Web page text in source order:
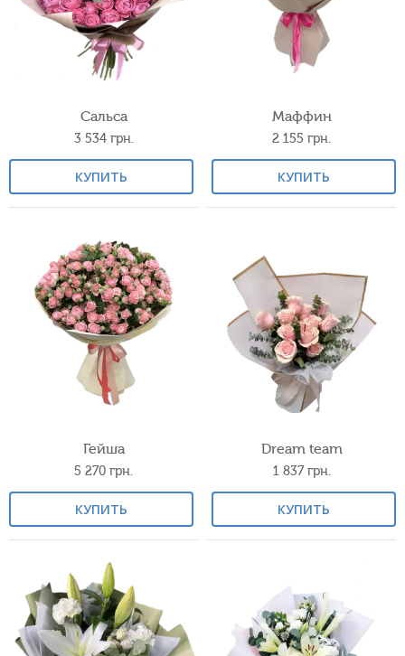
Сальса
3 534 грн.
КУПИТЬ
Маффин
2 155 грн.
КУПИТЬ
Гейша
5 270 грн.
КУПИТЬ
Dream team
1 837грн.
КУПИТЬ